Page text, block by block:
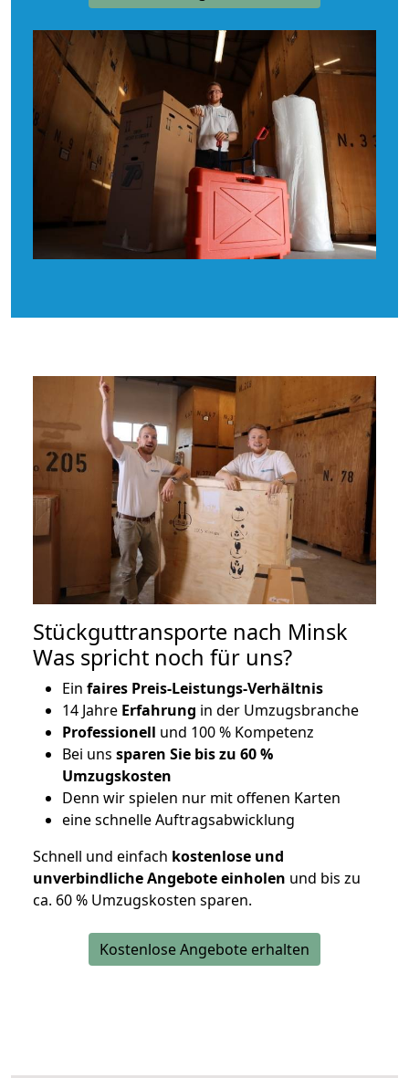
Stückguttransporte nach Minsk
Was spricht noch für uns?
Ein faires Preis-Leistungs-Verhältnis
14 Jahre Erfahrung in der Umzugsbranche
Professionell und 100 % Kompetenz
Bei uns sparen Sie bis zu 60 %
Umzugskosten
Denn wir spielen nur mit offenen Karten
eine schnelle Auftragsabwicklung
Schnell und einfach kostenlose und
unverbindliche Angebote einholen und bis zu
ca. 60 % Umzugskosten sparen.
Kostenlose Angebote erhalten